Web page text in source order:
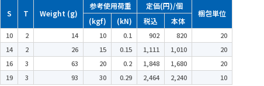
S T Weight (g)
参考使用荷重 定価(円)/個
梱包単位
(kgf) (kN) 税込 本体
10 2 14 10 0.1 902 820
20
14 2 26 15 0.15 1,111 1,010
20
16 3 63 20 0.2 1,848 1,680
20
19 3 93 30 0.29 2,464 2,240 10